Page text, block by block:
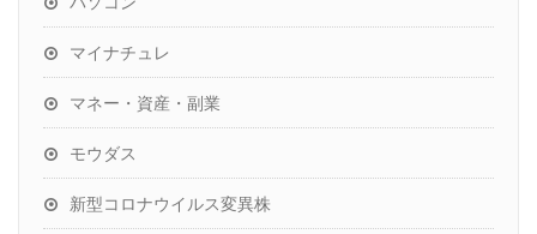
マイナチュレ
マネー・資産・副業
モウダス
新型コロナウイルス変異株